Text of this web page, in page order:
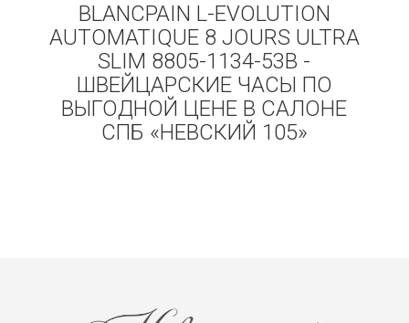
BLANCPAIN L-EVOLUTION
AUTOMATIQUE 8 JOURS ULTRA
SLIM 8805-1134-53B -
ШВЕЙЦАРСКИЕ ЧАСЫ ПО
ВЫГОДНОЙ ЦЕНЕ В САЛОНЕ
СПБ «НЕВСКИЙ 105»